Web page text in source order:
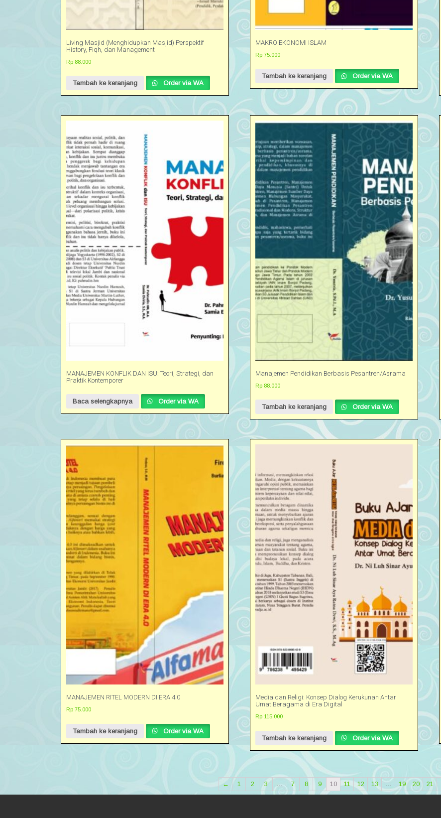
Living Masjid (Menghidupkan Masjid) Perspektif
History, Fiqh, dan Management
Rp 88.000
Tambah ke keranjang Order via WA
MAKRO EKONOMI ISLAM
Rp 75.000
Tambah ke keranjang Order via WA
MANAJEMEN KONFLIK DAN ISU: Teori, Strategi, dan
Praktik Kontemporer
Baca selengkapnya Order via WA
Manajemen Pendidikan Berbasis Pesantren/Asrama
Rp 88.000
Tambah ke keranjang Order via WA
MANAJEMEN RITEL MODERN DI ERA 4.0
Rp 75.000
Tambah ke keranjang Order via WA
Media dan Religi: Konsep Dialog Kerukunan Antar
Umat Beragama di Era Digital
Rp 115.000
Tambah ke keranjang Order via WA
← 1 2 3 … 7 8 9 10 11 12 13 … 19 20 21